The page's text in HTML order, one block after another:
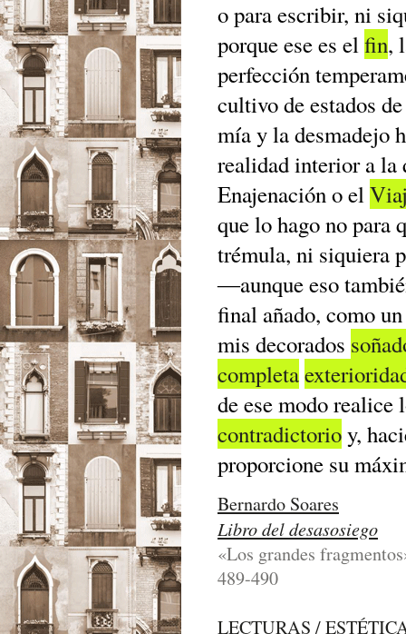
o para escribir, ni
porque ese es elfin,
perfección
cultivo de estados
mía y la desmadejo
realidad interior a la
Enajenación o el
que lo hago no para
trémula, ni siquiera
―aunque eso
final añado, como
mis decorados
completa
de ese modo
contradictorioy,
proporcione su
Bernardo Soares
Libro del desasosiego
«Los grandes
489-490
LECTURAS /